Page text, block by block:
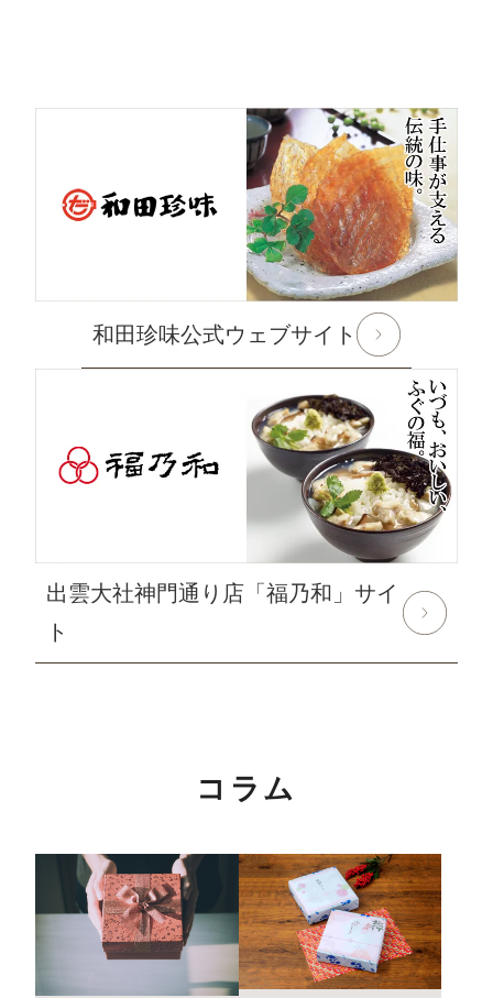
なお、台風の進路によっては29日(木)・30日(金)の営業
時間を変更する場合がございます。
ご来店予定の方は随時お知らせをご確認頂けますと幸い
2024年7月30日 【お盆期間の発送に関するご案内】
お盆休みに伴い、下記の期間中はお荷物のご到着日とし
あらかじめご了承ください。
対象期間：2024年8月12日(月)～8月20日(火)
なお、ご注文は随時受け付けておりますので、いつでも
2024年6月10日使えるニュース ランチバッグ様にてふ
ぐみそを紹介して頂きました
和田珍味「夏ギフト特集」開催中！
2024年5月15日 【本店カフェイベントのお知らせ】
大人気ソフトクリームを味わう「サンデーフェア」開催
中！
詳しくはこちら
期間中ご注文を承りますが、ご注文の返信等は5月7日
フリーダイヤル、メール等の返信は4月27日（土）～6
日（月）の期間をお休みとさせていただきますのでご了
承ください。
商品のお届けは5月10日(金)以降となります。予
和田珍味公式ウェブサイト
出雲大社神門通り店「福乃和」サイ
ト
コラム